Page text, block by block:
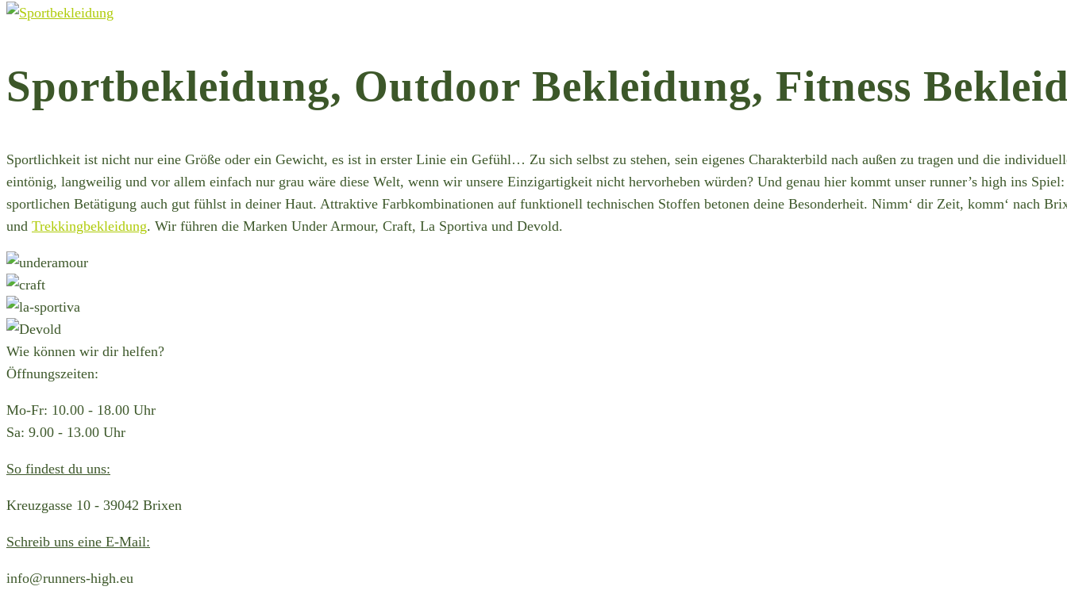
Sportbekleidung, Outdoor Bekleidung, Fitness
Sportlichkeit ist nicht nur eine Größe oder ein Gewicht, es ist in erster Linie ein Gefühl… Zu sich selbst zu stehen, sein eigenes Charakterbild nach außen zu tragen und die
eintönig, langweilig und vor allem einfach nur grau wäre diese Welt, wenn wir unsere Einzigartigkeit nicht hervorheben würden? Und genau hier kommt unser runner’s high ins
sportlichen Betätigung auch gut fühlst in deiner Haut. Attraktive Farbkombinationen auf funktionell technischen Stoffen betonen deine Besonderheit. Nimm‘ dir Zeit, komm‘ nach
und Trekkingbekleidung. Wir führen die Marken Under Armour, Craft, La Sportiva und Devold.
Wie können wir dir helfen?
Öffnungszeiten:
Mo-Fr: 10.00 - 18.00 Uhr
Sa: 9.00 - 13.00 Uhr
So findest du uns:
Kreuzgasse 10 - 39042 Brixen
Schreib uns eine E-Mail:
info@runners-high.eu